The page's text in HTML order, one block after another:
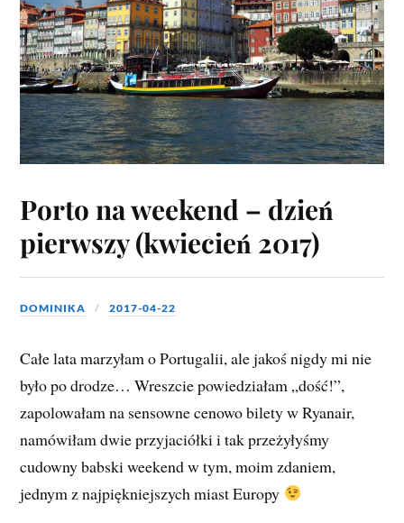
Porto na weekend – dzień
pierwszy (kwiecień 2017)
DOMINIKA 2017-04-22
Całe lata marzyłam o Portugalii, ale jakoś nigdy mi nie
było po drodze… Wreszcie powiedziałam „dość!”,
zapolowałam na sensowne cenowo bilety w Ryanair,
namówiłam dwie przyjaciółki i tak przeżyłyśmy
cudowny babski weekend w tym, moim zdaniem,
jednym z najpiękniejszych miast Europy